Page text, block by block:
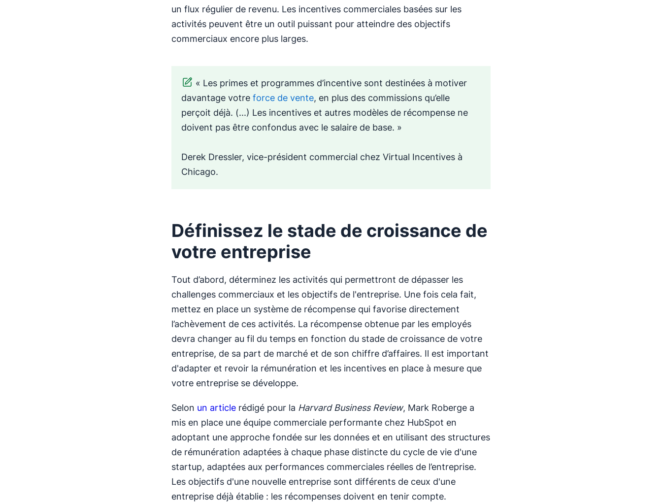
un flux régulier de revenu. Les incentives commerciales basées sur les
activités peuvent être un outil puissant pour atteindre des objectifs
commerciaux encore plus larges.
« Les primes et programmes d’incentive sont destinées à motiver
davantage votre force de vente, en plus des commissions qu’elle
perçoit déjà. (...) Les incentives et autres modèles de récompense ne
doivent pas être confondus avec le salaire de base. »
Derek Dressler, vice-président commercial chez Virtual Incentives à
Chicago.
Définissez le stade de croissance de
votre entreprise
Tout d’abord, déterminez les activités qui permettront de dépasser les
challenges commerciaux et les objectifs de l'entreprise. Une fois cela fait,
mettez en place un système de récompense qui favorise directement
l’achèvement de ces activités. La récompense obtenue par les employés
devra changer au fil du temps en fonction du stade de croissance de votre
entreprise, de sa part de marché et de son chiffre d’affaires. Il est important
d'adapter et revoir la rémunération et les incentives en place à mesure que
votre entreprise se développe.
Selon un article rédigé pour la Harvard Business Review, Mark Roberge a
mis en place une équipe commerciale performante chez HubSpot en
adoptant une approche fondée sur les données et en utilisant des structures
de rémunération adaptées à chaque phase distincte du cycle de vie d'une
startup, adaptées aux performances commerciales réelles de l’entreprise.
Les objectifs d'une nouvelle entreprise sont différents de ceux d'une
entreprise déjà établie : les récompenses doivent en tenir compte.